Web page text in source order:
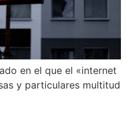
en el que el «internet
y particulares multitud